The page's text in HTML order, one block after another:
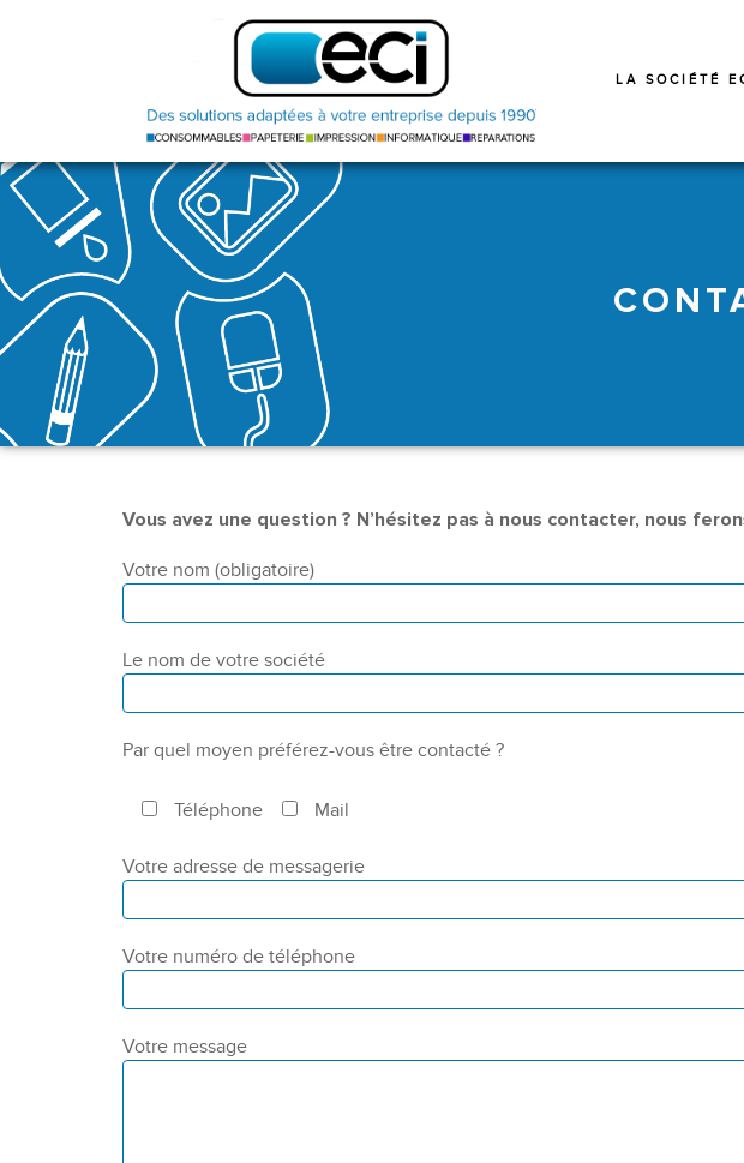
LA SOCIÉTÉ
Vous avez une question ? N’hésitez pas à nous contacter, nous
Votre nom (obligatoire)
Le nom de votre société
Par quel moyen préférez-vous être contacté ?
Téléphone Mail
Votre adresse de messagerie
Votre numéro de téléphone
Votre message